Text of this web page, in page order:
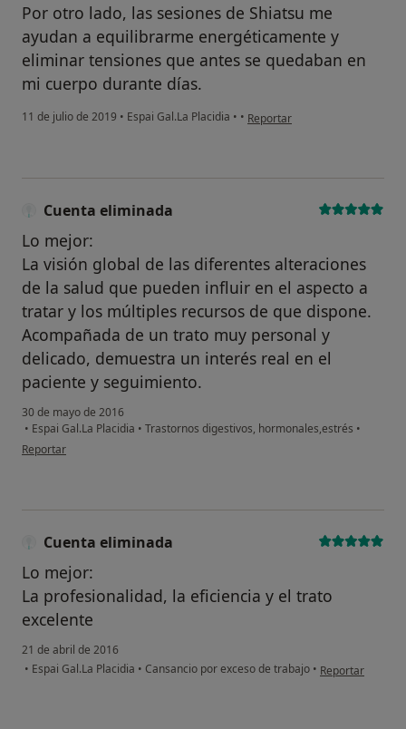
Por otro lado, las sesiones de Shiatsu me
ayudan a equilibrarme energéticamente y
eliminar tensiones que antes se quedaban en
mi cuerpo durante días.
11 de julio de 2019 • Espai Gal.La Placidia • • en opinión del usuario Cuenta
Reportar
Cuenta eliminada
Lo mejor:
La visión global de las diferentes alteraciones
de la salud que pueden influir en el aspecto a
tratar y los múltiples recursos de que dispone.
Acompañada de un trato muy personal y
delicado, demuestra un interés real en el
paciente y seguimiento.
30 de mayo de 2016
• Espai Gal.La Placidia • Trastornos digestivos, hormonales,estrés •
en opinión del usuario Cuenta eliminada
Reportar
Cuenta eliminada
Lo mejor:
La profesionalidad, la eficiencia y el trato
excelente
21 de abril de 2016
• Espai Gal.La Placidia • Cansancio por exceso de trabajo • en opinión del
Reportar
¿Alguna vez has usado una app
No, pero lo consideraría
Continuar